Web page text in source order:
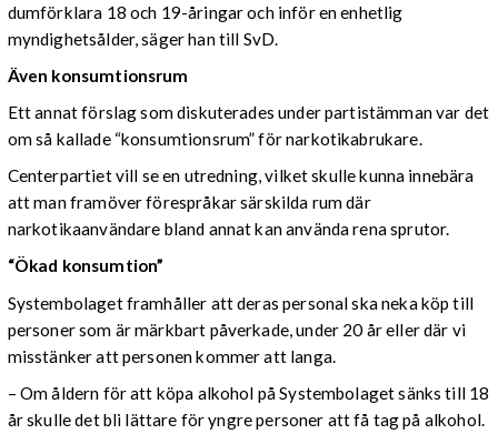
dumförklara 18 och 19-åringar och inför en enhetlig
myndighetsålder, säger han till SvD.
Även konsumtionsrum
Ett annat förslag som diskuterades under partistämman var det
om så kallade “konsumtionsrum” för narkotikabrukare.
Centerpartiet vill se en utredning, vilket skulle kunna innebära
att man framöver förespråkar särskilda rum där
narkotikaanvändare bland annat kan använda rena sprutor.
“Ökad konsumtion”
Systembolaget framhåller att deras personal ska neka köp till
personer som är märkbart påverkade, under 20 år eller där vi
misstänker att personen kommer att langa.
– Om åldern för att köpa alkohol på Systembolaget sänks till 18
år skulle det bli lättare för yngre personer att få tag på alkohol.